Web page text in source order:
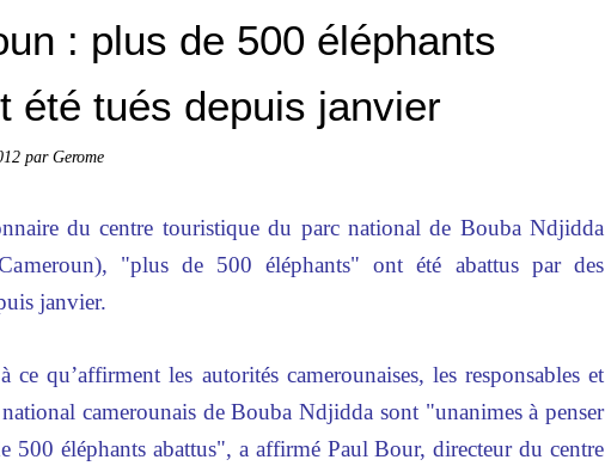
: plus de 500 éléphants
été tués depuis janvier
par Gerome
du centre touristique du parc national de Bouba Ndjidda
"plus de 500 éléphants" ont été abattus par des
janvier.
ce qu’affirment les autorités camerounaises, les responsables et
camerounais de Bouba Ndjidda sont "unanimes à penser
500 éléphants abattus", a affirmé Paul Bour, directeur du centre